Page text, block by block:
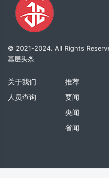
© 2021-2024. All Rights
基层头条
关于我们
人员查询
推荐
要闻
央闻
省闻